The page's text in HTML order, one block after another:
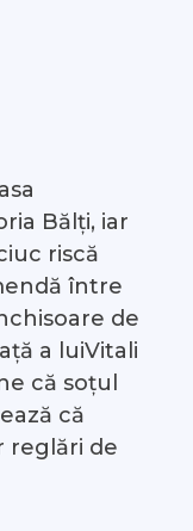
Bălți, iar
riscă
între
de
a luiVitali
că soțul
că
reglări de